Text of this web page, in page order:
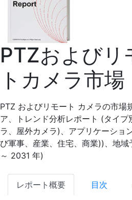
PTZおよびリ
トカメラ市場
PTZ およびリモート カメラの市場
ア、トレンド分析レポート (タイプ
ラ、屋外カメラ)、アプリケーショ
び軍事、産業、住宅、商業))、地
～ 2031 年)
レポート概要 目次